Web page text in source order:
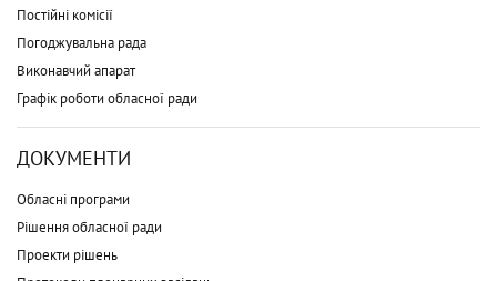
Постійні комісії
Погоджувальна рада
Виконавчий апарат
Графік роботи обласної ради
ДОКУМЕНТИ
Обласні програми
Рішення обласної ради
Проекти рішень